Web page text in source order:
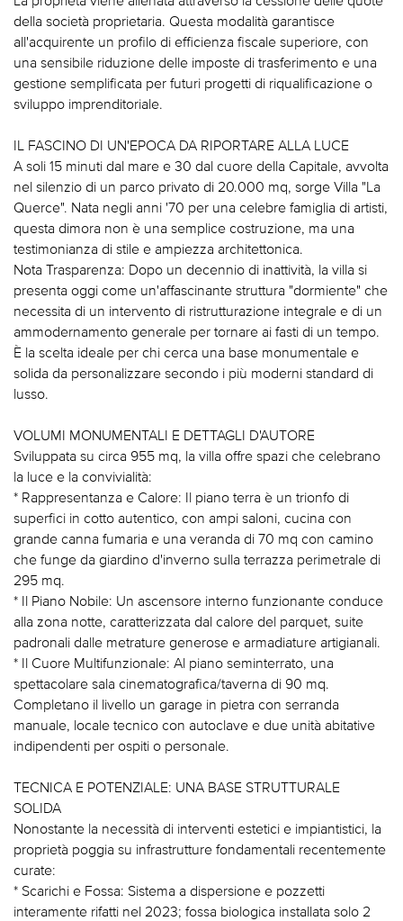
della società proprietaria. Questa modalità garantisce
all'acquirente un profilo di efficienza fiscale superiore, con
una sensibile riduzione delle imposte di trasferimento e una
gestione semplificata per futuri progetti di riqualificazione o
sviluppo imprenditoriale.
IL FASCINO DI UN'EPOCA DA RIPORTARE ALLA LUCE
A soli 15 minuti dal mare e 30 dal cuore della Capitale, avvolta
nel silenzio di un parco privato di 20.000 mq, sorge Villa "La
Querce". Nata negli anni '70 per una celebre famiglia di artisti,
questa dimora non è una semplice costruzione, ma una
testimonianza di stile e ampiezza architettonica.
Nota Trasparenza: Dopo un decennio di inattività, la villa si
presenta oggi come un'affascinante struttura "dormiente" che
necessita di un intervento di ristrutturazione integrale e di un
ammodernamento generale per tornare ai fasti di un tempo.
È la scelta ideale per chi cerca una base monumentale e
solida da personalizzare secondo i più moderni standard di
lusso.
VOLUMI MONUMENTALI E DETTAGLI D'AUTORE
Sviluppata su circa 955 mq, la villa offre spazi che celebrano
la luce e la convivialità:
* Rappresentanza e Calore: Il piano terra è un trionfo di
superfici in cotto autentico, con ampi saloni, cucina con
grande canna fumaria e una veranda di 70 mq con camino
che funge da giardino d'inverno sulla terrazza perimetrale di
295 mq.
* Il Piano Nobile: Un ascensore interno funzionante conduce
alla zona notte, caratterizzata dal calore del parquet, suite
padronali dalle metrature generose e armadiature artigianali.
* Il Cuore Multifunzionale: Al piano seminterrato, una
spettacolare sala cinematografica/taverna di 90 mq.
Completano il livello un garage in pietra con serranda
manuale, locale tecnico con autoclave e due unità abitative
indipendenti per ospiti o personale.
TECNICA E POTENZIALE: UNA BASE STRUTTURALE
SOLIDA
Nonostante la necessità di interventi estetici e impiantistici, la
proprietà poggia su infrastrutture fondamentali recentemente
curate:
* Scarichi e Fossa: Sistema a dispersione e pozzetti
interamente rifatti nel 2023; fossa biologica installata solo 2